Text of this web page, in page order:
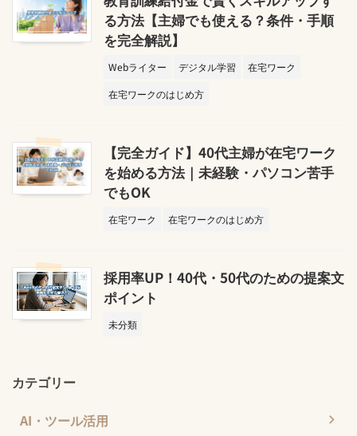
る方法【主婦でも使える？条件・手順
を完全解説】
Webライター デジタル学習
在宅ワーク
在宅ワークのはじめ方
【完全ガイド】40代主婦が在宅ワーク
を始める方法｜未経験・パソコン苦手
でもOK
在宅ワーク 在宅ワークのはじめ方
採用率UP！40代・50代のための提案文
ポイント
未分類
カテゴリー
AI・ツール活用